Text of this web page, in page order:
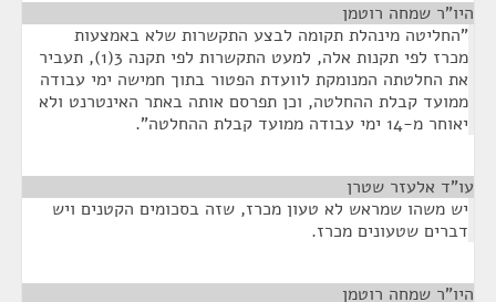
היו"ר שמחה רוטמן
"החליטה מינהלת תקומה לבצע התקשרות שלא באמצעות
מכרז לפי תקנות אלה, למעט התקשרות לפי תקנה 3(1), תעביר
את החלטתה המנומקת לוועדת הפטור בתוך חמישה ימי עבודה
ממועד קבלת ההחלטה, וכן תפרסם אותה באתר האינטרנט ולא
יאוחר מ-14 ימי עבודה ממועד קבלת ההחלטה".
עו"ד אלעזר שטרן
יש משהו שמראש לא טעון מכרז, שזה בסכומים הקטנים ויש
דברים שטעונים מכרז.
היו"ר שמחה רוטמן